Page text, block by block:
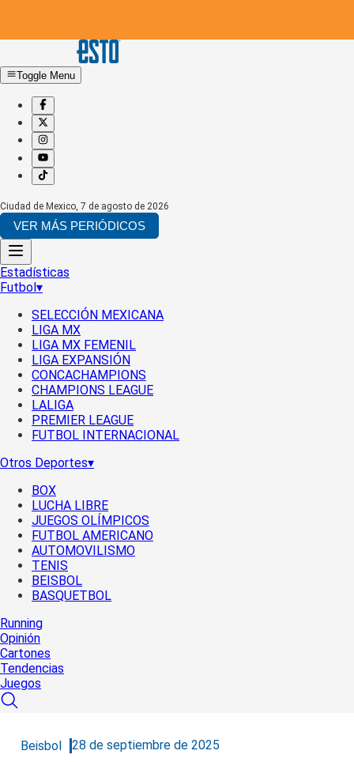
Toggle Menu
Ciudad de Mexico, 7 de agosto de 2026
VER MÁS PERIÓDICOS
Estadísticas
Futbol▾
SELECCIÓN MEXICANA
LIGA MX
LIGA MX FEMENIL
LIGA EXPANSIÓN
CONCACHAMPIONS
CHAMPIONS LEAGUE
LALIGA
PREMIER LEAGUE
FUTBOL INTERNACIONAL
Otros Deportes▾
BOX
LUCHA LIBRE
JUEGOS OLÍMPICOS
FUTBOL AMERICANO
AUTOMOVILISMO
TENIS
BEISBOL
BASQUETBOL
Running
Opinión
Cartones
Tendencias
Juegos
Beisbol 28 de septiembre de 2025